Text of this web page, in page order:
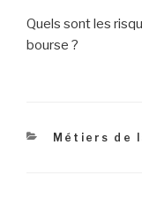
vous possédez
communication, en
captivante.